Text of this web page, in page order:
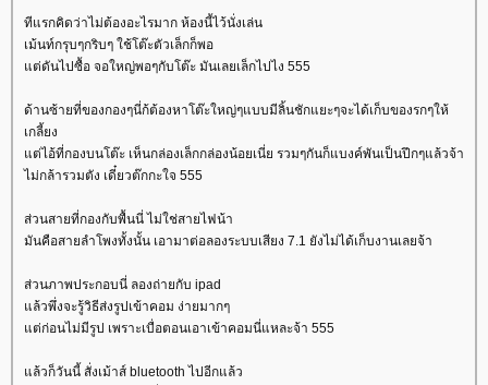
ทีแรกคิดว่าไม่ต้องอะไรมาก ห้องนี้ไว้นั่งเล่น
เม้นท์กรุบๆกริบๆ ใช้โต๊ะตัวเล็กก็พอ
ต่ดันไปซื้อ จอใหญ่พอๆกับโต๊ะ มันเลยเล็กไปไง 555
ด้านซ้ายที่ของกองๆนี่ก้ต้องหาโต๊ะใหญ่ๆแบบมีลิ้นชักแยะๆจะได้เก็บของรกๆให้
เกลี้ยง
ต่ไอ้ที่กองบนโต๊ะ เห็นกล่องเล็กกล่องน้อยเนี่ย รวมๆกันก็แบงค์พันเป็นปึกๆแล้วจ้า
ไม่กล้ารวมตัง เดี๋ยวต๊กกะใจ 555
ส่วนสายที่กองกับพื้นนี่ ไม่ใช่สายไฟน้า
มันคือสายลำโพงทั้งนั้น เอามาต่อลองระบบเสียง 7.1 ยังไม่ได้เก็บงานเลยจ้า
ส่วนภาพประกอบนี่ ลองถ่ายกับ ipad
ล้วพึ่งจะรู้วิธีส่งรูปเข้าคอม ง่ายมากๆ
ต่ก่อนไม่มีรูป เพราะเบื่อตอนเอาเข้าคอมนี่แหละจ้า 555
ล้วก็วันนี้ สั่งเม้าส์ bluetooth ไปอีกแล้ว